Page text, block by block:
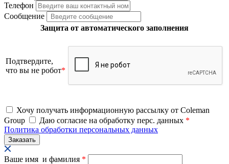
Телефон
Сообщение
Защита от автоматического заполнения
Подтвердите,
что вы не робот*
Хочу получать информационную рассылку от Coleman
Group
Даю согласие на обработку перс. данных *
Политика обработки персональных данных
Ваше имя и фамилия *